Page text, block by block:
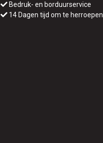
Bedruk- en borduurservice
14 Dagen tijd om te herroepen